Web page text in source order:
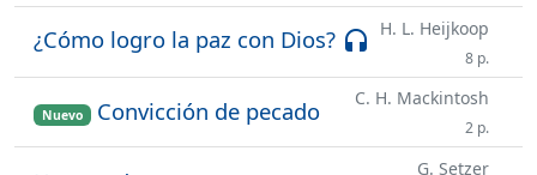
¿Cómo logro la paz con Dios? headset
H. L. Heijkoop
8 p.
Nuevo Convicción de pecado C. H. Mackintosh
2 p.
G. Setzer